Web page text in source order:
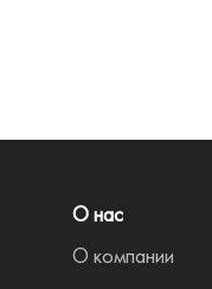
О нас
О компании